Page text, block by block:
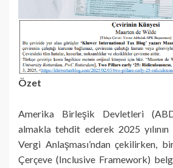
Özet
Amerika Birleşik Devletleri
almakla tehdit ederek 2025 yılının
Vergi Anlaşması’ndan çekilirken,
Çerçeve (Inclusive Framework)